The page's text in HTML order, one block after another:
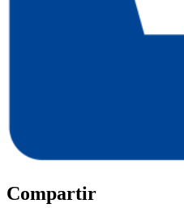
Compartir